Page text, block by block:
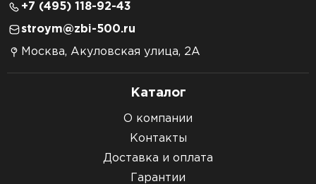
+7 (495) 118-92-43
stroym@zbi-500.ru
Москва, Акуловская улица, 2А
Каталог
О компании
Контакты
Доставка и оплата
Гарантии